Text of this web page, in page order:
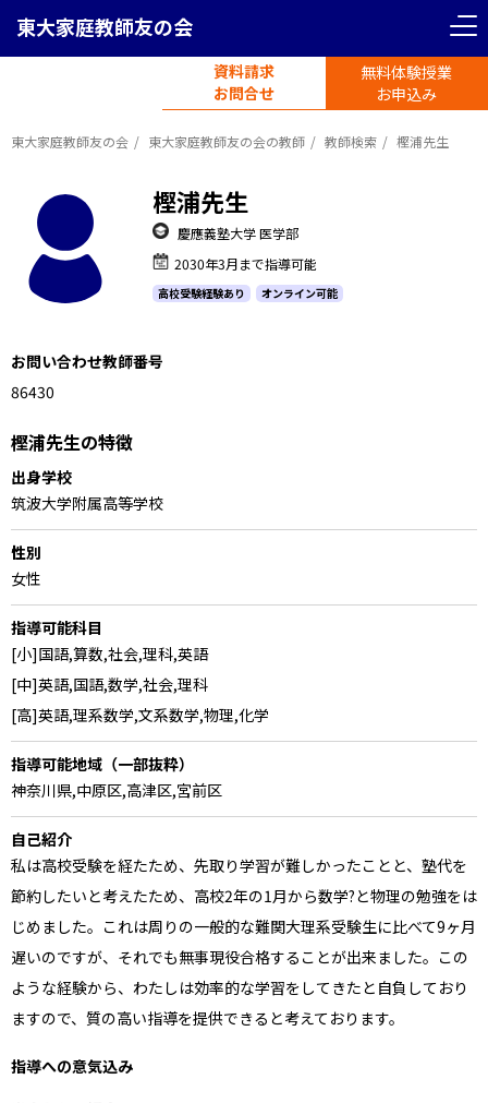
東大家庭教師友の会
資料請求
お問合せ
無料体験授業
お申込み
東大家庭教師友の会 東大家庭教師友の会の教師 教師検索 樫浦先生
樫浦先生
慶應義塾大学 医学部
2030年3月まで指導可能
高校受験経験あり オンライン可能
お問い合わせ教師番号
1186430
樫浦先生の特徴
出身学校
筑波大学附属高等学校
性別
女性
指導可能科目
[小]国語,算数,社会,理科,英語
[中]英語,国語,数学,社会,理科
[高]英語,理系数学,文系数学,物理,化学
指導可能地域（一部抜粋）
神奈川県,中原区,高津区,宮前区
自己紹介
私は高校受験を経たため、先取り学習が難しかったことと、塾代を
節約したいと考えたため、高校2年の1月から数学?と物理の勉強をは
じめました。これは周りの一般的な難関大理系受験生に比べて9ヶ月
遅いのですが、それでも無事現役合格することが出来ました。この
ような経験から、わたしは効率的な学習をしてきたと自負しており
ますので、質の高い指導を提供できると考えております。
指導への意気込み